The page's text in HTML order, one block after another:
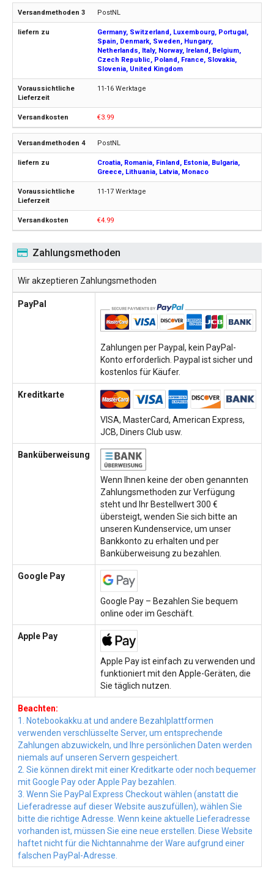
PostNL
Germany, Switzerland, Luxembourg, Portugal,
Spain, Denmark, Sweden, Hungary,
Netherlands, Italy, Norway, Ireland, Belgium,
Czech Republic, Poland, France, Slovakia,
Slovenia, United Kingdom
11-16 Werktage
€3.99
PostNL
Croatia, Romania, Finland, Estonia, Bulgaria,
Greece, Lithuania, Latvia, Monaco
11-17 Werktage
€4.99
Zahlungsmethoden
Wir akzeptieren Zahlungsmethoden
PayPal
Zahlungen per Paypal, kein PayPal-
Konto erforderlich. Paypal ist sicher und
kostenlos für Käufer.
Kreditkarte
VISA, MasterCard, American Express,
JCB, Diners Club usw.
Banküberweisung
Wenn Ihnen keine der oben genannten
Zahlungsmethoden zur Verfügung
steht und Ihr Bestellwert 300 €
übersteigt, wenden Sie sich bitte an
unseren Kundenservice, um unser
Bankkonto zu erhalten und per
Banküberweisung zu bezahlen.
Google Pay
Google Pay – Bezahlen Sie bequem
online oder im Geschäft.
Apple Pay
Apple Pay ist einfach zu verwenden und
funktioniert mit den Apple-Geräten, die
Sie täglich nutzen.
Beachten:
1. Notebookakku.at und andere Bezahlplattformen
verwenden verschlüsselte Server, um entsprechende
Zahlungen abzuwickeln, und Ihre persönlichen Daten werden
niemals auf unseren Servern gespeichert.
2. Sie können direkt mit einer Kreditkarte oder noch bequemer
mit Google Pay oder Apple Pay bezahlen.
3. Wenn Sie PayPal Express Checkout wählen (anstatt die
Lieferadresse auf dieser Website auszufüllen), wählen Sie
bitte die richtige Adresse. Wenn keine aktuelle Lieferadresse
vorhanden ist, müssen Sie eine neue erstellen. Diese Website
haftet nicht für die Nichtannahme der Ware aufgrund einer
falschen PayPal-Adresse.